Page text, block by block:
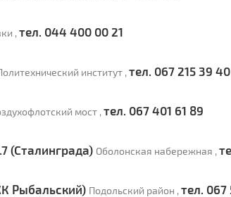
, тел. 044 400 00 21
институт , тел. 067 215 39 40
мост , тел. 067 401 61 89
(Сталинграда) Оболонская набережная ,
Рыбальский) Подольский район , тел. 067